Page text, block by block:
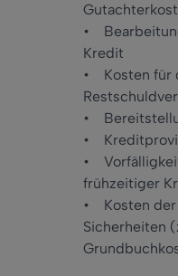
•
Kredit
• Kosten für
•
•
•
frühzeitiger
• Kosten der
Sicherheiten